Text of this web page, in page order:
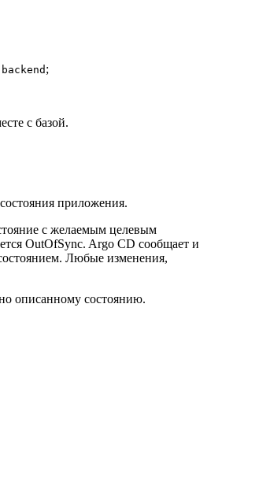
;
с базой.
приложения.
с желаемым целевым
OutOfSync. Argo CD сообщает и
Любые изменения,
описанному состоянию.